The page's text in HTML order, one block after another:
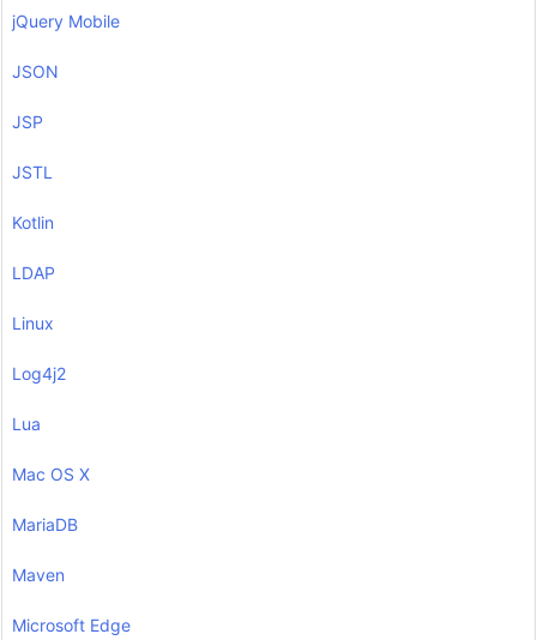
jQuery Mobile
JSON
JSP
JSTL
Kotlin
LDAP
Linux
Log4j2
Lua
Mac OS X
MariaDB
Maven
Microsoft Edge